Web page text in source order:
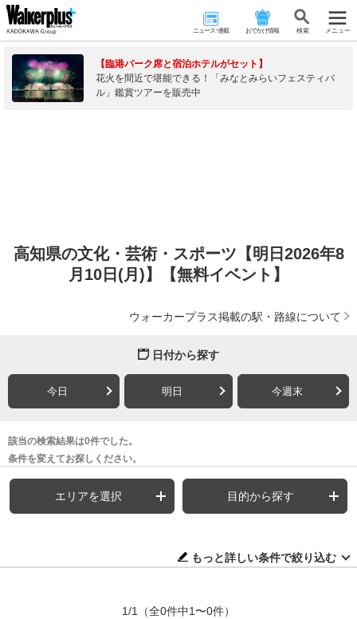
ニュース･連載 おでかけ情報 検 索 メニュー
【臨港パーク席と宿泊ホテルがセット】
花火を間近で堪能できる！「みなとみらいフェスティバ
ル」鑑賞ツアーを販売中
高知県の文化・芸術・スポーツ【明日2026年8
月10日(月)】【無料イベント】
ウォーカープラス掲載の駅・路線について
日付から探す
今日 明日 今週末
該当の検索結果は0件でした。
条件を変えてお探しください。
エリアを選択 目的から探す
もっと詳しい条件で絞り込む
1/1 （全0件中1〜0件）